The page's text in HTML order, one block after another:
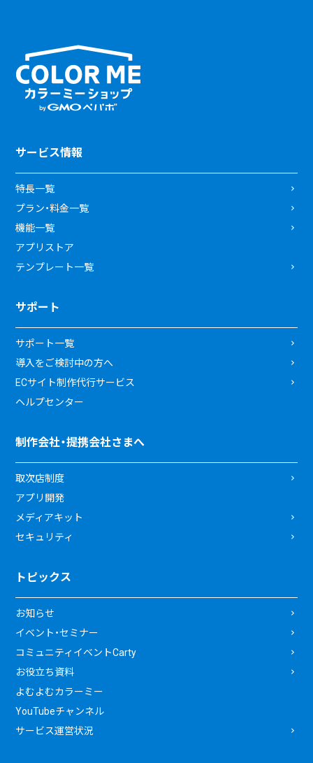
サービス情報
特長一覧
プラン・料金一覧
機能一覧
アプリストア
テンプレート一覧
サポート
サポート一覧
導入をご検討中の方へ
ECサイト制作代行サービス
ヘルプセンター
制作会社・提携会社さまへ
取次店制度
アプリ開発
メディアキット
セキュリティ
トピックス
お知らせ
イベント・セミナー
コミュニティイベントCarty
お役立ち資料
よむよむカラーミー
YouTubeチャンネル
サービス運営状況